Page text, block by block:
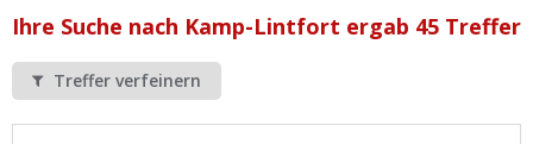
Werkstatt Login
Ihre Suche nach Kamp-Lintfort ergab 45 Treffer
Treffer verfeinern